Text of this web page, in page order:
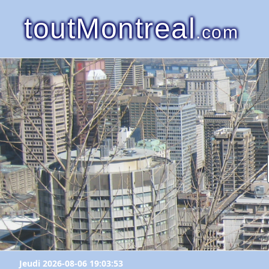
toutMontreal.com
Jeudi 2026-08-06 19:03:53